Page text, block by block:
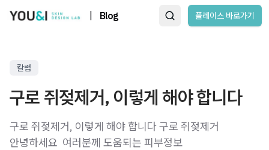
Blog 플레이스 바로가기
칼럼
구로 쥐젖제거, 이렇게 해야 합니다
구로 쥐젖제거, 이렇게 해야 합니다 구로 쥐젖제거
안녕하세요 ​ 여러분께 도움되는 피부정보